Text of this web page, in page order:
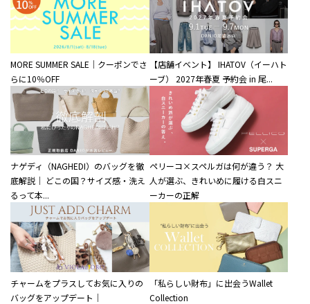
MORE SUMMER SALE｜クーポンでさ
らに10％OFF
【店舗イベント】 IHATOV（イーハト
ーブ） 2027年春夏 予約会 in 尾...
ナゲディ（NAGHEDI）のバッグを徹
底解説｜ どこの国？サイズ感・洗え
るって本...
ペリーコ×スペルガは何が違う？ 大
人が選ぶ、きれいめに履ける白スニ
ーカーの正解
チャームをプラスしてお気に入りの
バッグをアップデート｜
「私らしい財布」に出会うWallet
Collection